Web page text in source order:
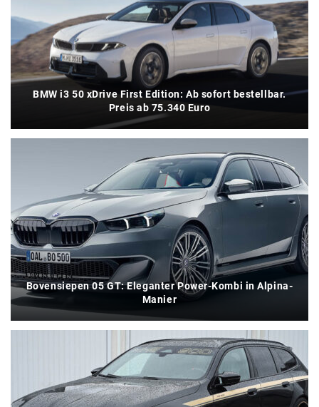
BMW i3 50 xDrive First Edition: Ab sofort bestellbar.
Preis ab 75.340 Euro
Bovensiepen 05 GT: Eleganter Power-Kombi in Alpina-
Manier